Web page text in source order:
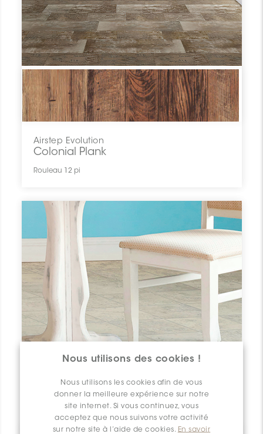
Nous utilisons des cookies !
Nous utilisons les cookies afin de vous
donner la meilleure expérience sur notre
site internet. Si vous continuez, vous
acceptez que nous suivons votre activité
sur notre site à l’aide de cookies. En savoir
Airstep Evolution
Colonial Plank
Rouleau 12 pi